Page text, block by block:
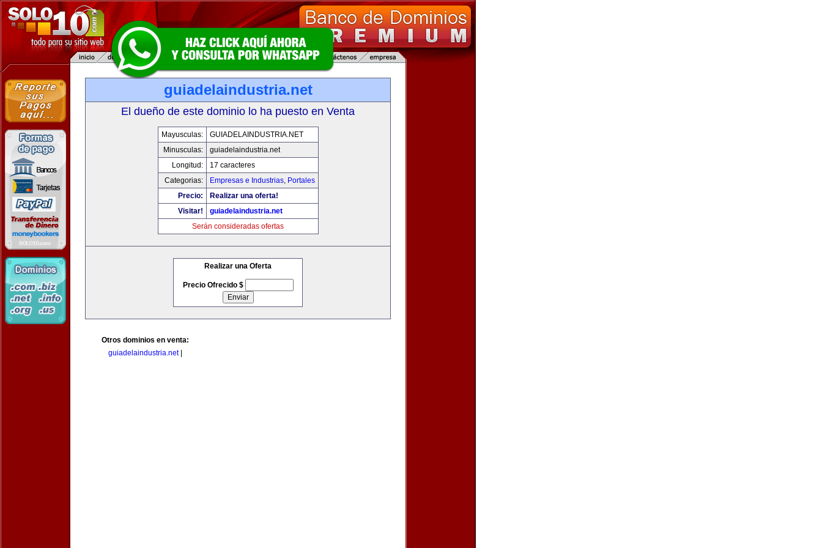
guiadelaindustria.net
El dueño de este dominio lo ha puesto en Venta
Mayusculas:
GUIADELAINDUSTRIA.NET
Minusculas:
guiadelaindustria.net
Longitud:
17 caracteres
Categorias:
Empresas e Industrias, Portales
Precio:
Realizar una oferta!
Visitar!
guiadelaindustria.net
Serán consideradas ofertas
Realizar una Oferta
Precio Ofrecido $
Otros dominios en venta:
guiadelaindustria.net|